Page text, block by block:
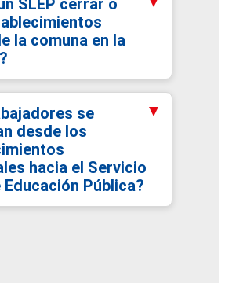
SLEP cerrar o
la comuna en la
se
desde los
hacia el Servicio
Educación Pública?